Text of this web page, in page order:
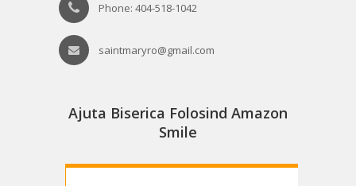
Phone: 404-518-1042
saintmaryro@gmail.com
Ajuta Biserica Folosind Amazon
Smile